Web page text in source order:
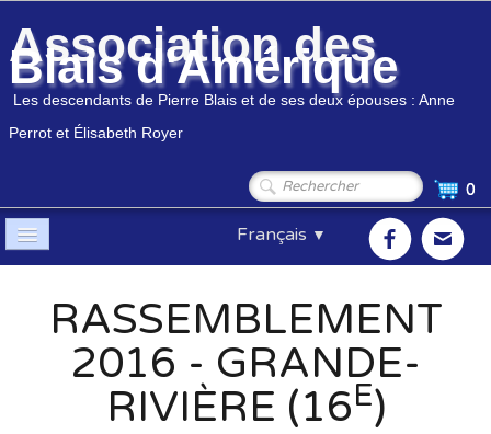
Association des
Blais d'Amérique
Les descendants de Pierre Blais et de ses deux épouses : Anne
Perrot et Élisabeth Royer
0
Français ▼
Association▼
Membres ▼
RASSEMBLEMENT
2016 - GRANDE-
RIVIÈRE (16E)